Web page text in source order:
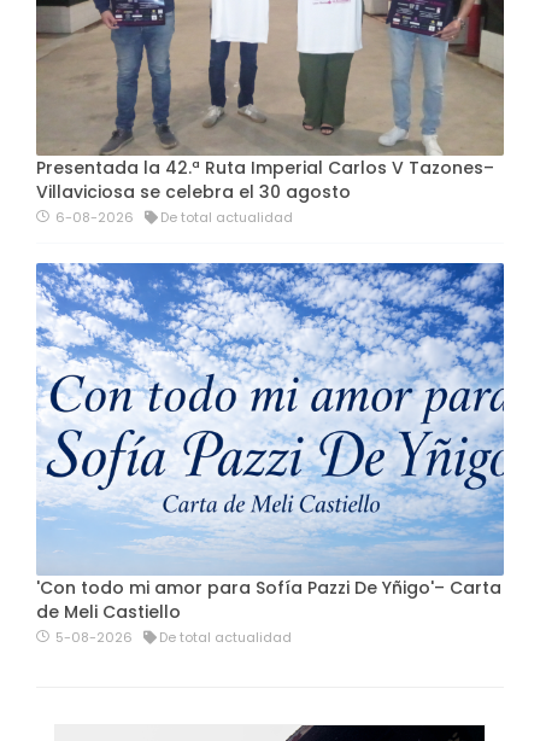
Presentada la 42.ª Ruta Imperial Carlos V Tazones–
Villaviciosa se celebra el 30 agosto
6-08-2026 De total actualidad
'Con todo mi amor para Sofía Pazzi De Yñigo'– Carta
de Meli Castiello
5-08-2026 De total actualidad